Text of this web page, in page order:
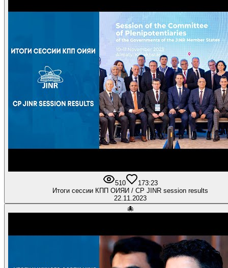
510 173:23
Итоги сессии КПП ОИЯИ / CP JINR session results
22.11.2023
🐙